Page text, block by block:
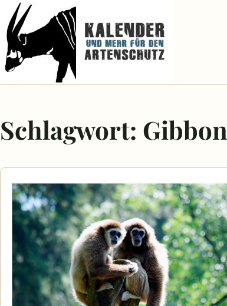
Schlagwort: Gibbon